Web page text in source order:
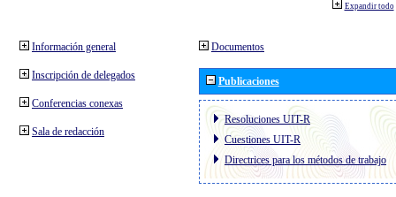
Expandir todo
Información general
Inscripción de delegados
Conferencias conexas
Sala de redacción
Documentos
Publicaciones
Resoluciones UIT-R
Cuestiones UIT-R
Directrices para los métodos de trabajo